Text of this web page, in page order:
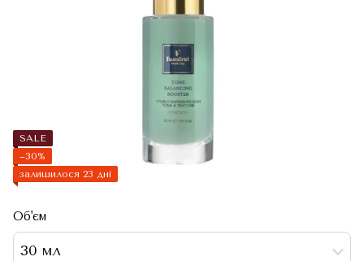
SALE
−30%
залишилося 23 дні
Об'єм
30 мл